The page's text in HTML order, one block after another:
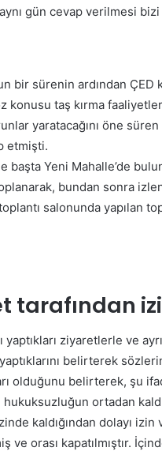
aynı gün cevap verilmesi
bir sürenin ardından
konusu taş kırma
yaratacağını öne
etmişti.
başta Yeni Mahalle’de
bundan sonra
salonunda yapılan
tarafından
yaptıkları ziyaretlerle ve
belirterek
olduğunu belirterek, şu
hukuksuzluğun ortadan
kaldığından dolayı
ve orası kapatılmıştır.